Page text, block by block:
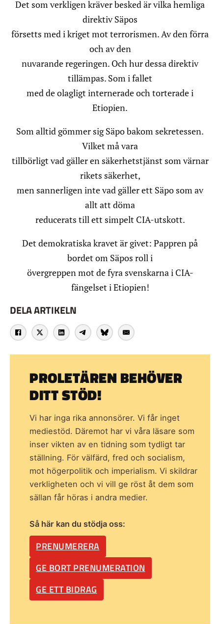
Det som verkligen kräver besked är vilka hemliga
direktiv Säpos
försetts med i kriget mot terrorismen. Av den förra
och av den
nuvarande regeringen. Och hur dessa direktiv
tillämpas. Som i fallet
med de olagligt internerade och torterade i
Etiopien.
Som alltid gömmer sig Säpo bakom sekretessen.
Vilket må vara
tillbörligt vad gäller en säkerhetstjänst som värnar
rikets säkerhet,
men sannerligen inte vad gäller ett Säpo som av
allt att döma
reducerats till ett simpelt CIA-utskott.
Det demokratiska kravet är givet: Pappren på
bordet om Säpos roll i
övergreppen mot de fyra svenskarna i CIA-
fängelset i Etiopien!
DELA ARTIKELN
PROLETÄREN BEHÖVER
DITT STÖD!
Vi har inga rika annonsörer. Vi får inget
mediestöd. Däremot har vi våra läsare som
inser vikten av en tidning som tydligt tar
ställning. För välfärd, fred och socialism,
mot högerpolitik och imperialism. Vi skildrar
verkligheten och vi vill ge röst åt dem som
sällan får höras i andra medier.
Så här kan du stödja oss:
PRENUMERERA
GE BORT PRENUMERATION
GE ETT BIDRAG